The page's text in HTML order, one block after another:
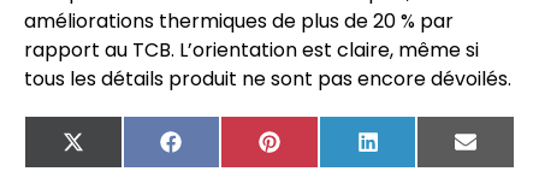
améliorations thermiques de plus de 20 % par
rapport au TCB. L’orientation est claire, même si
tous les détails produit ne sont pas encore dévoilés.
X
(Twitter)
FacebookPinterest LinkedIn Email